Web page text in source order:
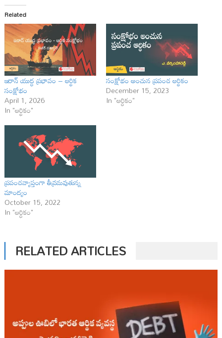
Related
ఇరాన్ యుద్ధ ప్రభావం – ఆర్థిక
సంక్షోభం
April 1, 2026
In "ఆర్థికం"
సంక్షోభం అంచున ప్రపంచ ఆర్థికం
December 15, 2023
In "ఆర్ధికం"
ప్రపంచవ్యాప్తంగా తీవ్రమవుతున్న
మాంద్యం
October 15, 2022
In "ఆర్ధికం"
RELATED ARTICLES